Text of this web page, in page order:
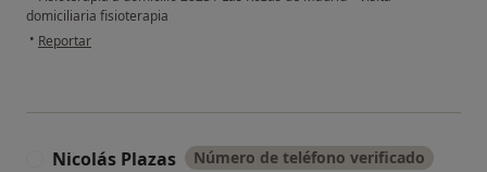
domiciliaria fisioterapia
• en opinión del usuario Lucas
Reportar
Nicolás Plazas Número de teléfono verificado